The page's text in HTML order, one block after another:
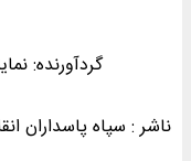
گردآورنده:
ناشر : سپاه پاسداران